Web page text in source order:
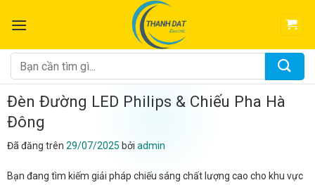
đến
dung
Tìm
kiếm:
Đèn Đường LED Philips & Chiếu Pha Hà
Đông
Đã đăng trên 29/07/2025 bởi admin
Bạn đang tìm kiếm giải pháp chiếu sáng chất lượng cao cho khu vực